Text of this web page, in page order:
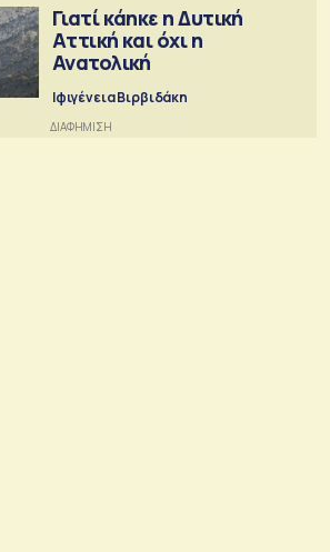
Γιατί κάηκε η Δυτική
Αττική και όχι η
Ανατολική
Ιφιγένεια Βιρβιδάκη